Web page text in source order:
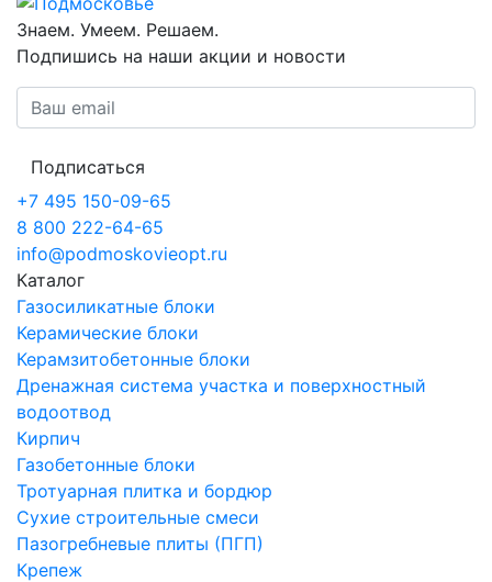
Знаем. Умеем. Решаем.
Подпишись на наши акции и новости
Подписаться
+7 495 150-09-65
8 800 222-64-65
info@podmoskovieopt.ru
Каталог
Газосиликатные блоки
Керамические блоки
Керамзитобетонные блоки
Дренажная система участка и поверхностный
водоотвод
Кирпич
Газобетонные блоки
Тротуарная плитка и бордюр
Сухие строительные смеси
Пазогребневые плиты (ПГП)
Крепеж